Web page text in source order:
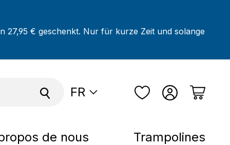
27,95 € geschenkt. Nur für kurze Zeit und solange
FR
de nous Trampolines